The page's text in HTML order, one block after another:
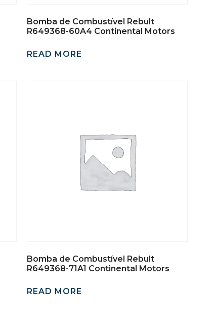
Bomba de Combustível Rebult
R649368-60A4 Continental Motors
READ MORE
Bomba de Combustível Rebult
R649368-71A1 Continental Motors
READ MORE